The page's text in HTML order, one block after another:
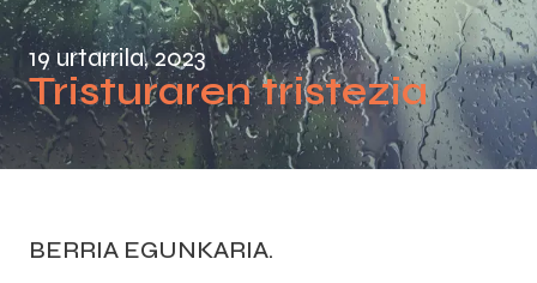
19 urtarrila, 2023
Tristuraren tristezia
BERRIA EGUNKARIA.